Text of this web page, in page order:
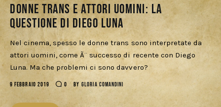
Donne trans e attori uomini: la
questione di Diego Luna
Nel cinema, spesso le donne trans sono interpretate da
attori uomini, come Ã¨ successo di recente con Diego
Luna. Ma che problemi ci sono davvero?
9 FEBBRAIO 2019 0 BY GLORIA COMANDINI